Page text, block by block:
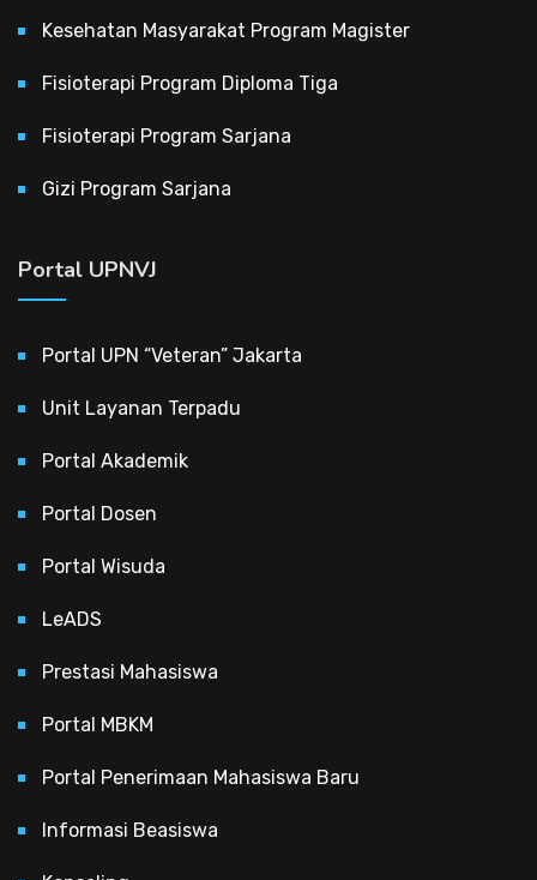
Kesehatan Masyarakat Program Magister
Fisioterapi Program Diploma Tiga
Fisioterapi Program Sarjana
Gizi Program Sarjana
Portal UPNVJ
Portal UPN “Veteran” Jakarta
Unit Layanan Terpadu
Portal Akademik
Portal Dosen
Portal Wisuda
LeADS
Prestasi Mahasiswa
Portal MBKM
Portal Penerimaan Mahasiswa Baru
Informasi Beasiswa